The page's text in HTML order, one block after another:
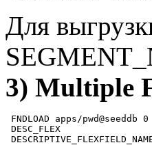
Для
3) Multiple
FNDLOAD apps/
DESC_FLEX